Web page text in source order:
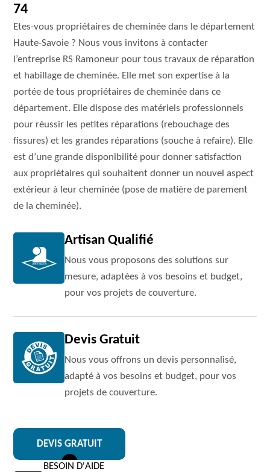
74
Etes-vous propriétaires de cheminée dans le département
Haute-Savoie ? Nous vous invitons à contacter
l’entreprise RS Ramoneur pour tous travaux de réparation
et habillage de cheminée. Elle met son expertise à la
portée de tous propriétaires de cheminée dans ce
département. Elle dispose des matériels professionnels
pour réussir les petites réparations (rebouchage des
fissures) et les grandes réparations (souche à refaire). Elle
est d’une grande disponibilité pour donner satisfaction
aux propriétaires qui souhaitent donner un nouvel aspect
extérieur à leur cheminée (pose de matière de parement
de la cheminée).
Artisan Qualifié
Nous vous proposons des solutions sur
mesure, adaptées à vos besoins et budget,
pour vos projets de couverture.
Devis Gratuit
Nous vous offrons un devis personnalisé,
adapté à vos besoins et budget, pour vos
projets de couverture.
DEVIS GRATUIT
BESOIN D'AIDE